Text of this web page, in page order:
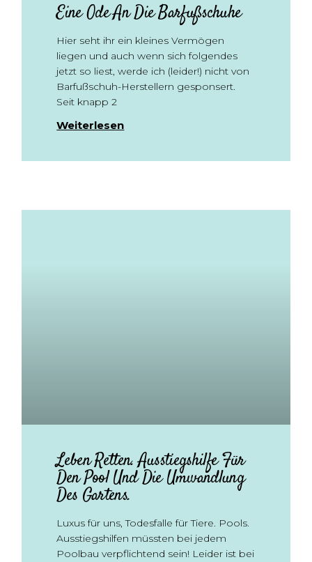
Eine Ode An Die Barfußschuhe
Hier seht ihr ein kleines Vermögen
liegen und auch wenn sich folgendes
jetzt so liest, werde ich (leider!) nicht von
Barfußschuh-Herstellern gesponsert.
Seit knapp 2
Weiterlesen
Leben Retten. Ausstiegshilfe Für
Den Pool Und Die Umwandlung
Des Gartens.
Luxus für uns, Todesfalle für Tiere. Pools.
Ausstiegshilfen müssten bei jedem
Poolbau verpflichtend sein! Leider ist bei